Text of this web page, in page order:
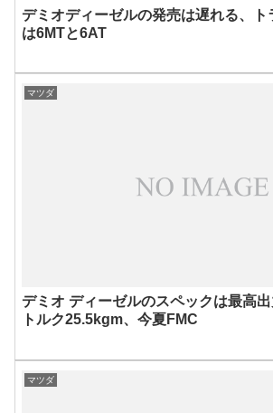
デミオディーゼルの発売は遅れる、ト
は6MTと6AT
マツダ
デミオ ディーゼルのスペックは最高
トルク25.5kgm、今夏FMC
マツダ